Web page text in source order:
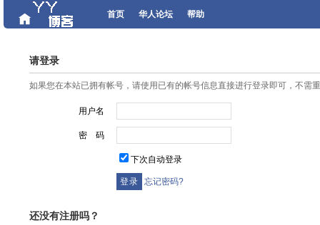
首页 华人论坛 帮助
请登录
如果您在本站已拥有帐号，请使用已有的帐号信息直接进行登录即可，不需
用户名
密 码
下次自动登录
忘记密码?
还没有注册吗？